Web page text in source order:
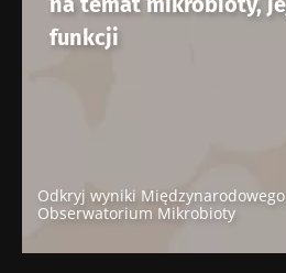
funkcji
Odkryj wyniki Międzynarodowego
Obserwatorium Mikrobioty